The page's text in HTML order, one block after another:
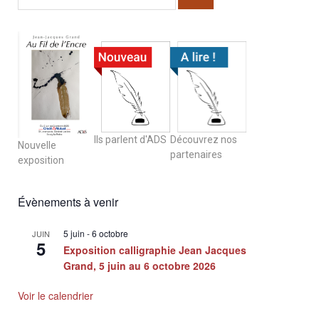
Nouvelle
exposition
Ils parlent d'ADS Découvrez nos
partenaires
Évènements à venir
JUIN
5
5 juin -6 octobre
Exposition calligraphie Jean Jacques
Grand, 5 juin au 6 octobre 2026
Voir le calendrier